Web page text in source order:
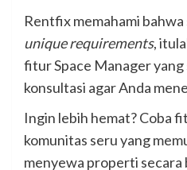
Rentfix memahami
unique requirements,
fitur Space Manager yang
konsultasi agar Anda
Ingin lebih hemat? Coba
komunitas seru yang
menyewa properti secara